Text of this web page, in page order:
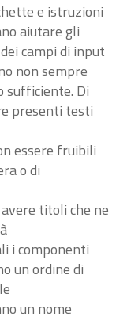
e istruzioni
aiutare gli
campi di input
non sempre
sufficiente. Di
presenti testi
essere fruibili
o di
titoli che ne
i componenti
un ordine di
un nome